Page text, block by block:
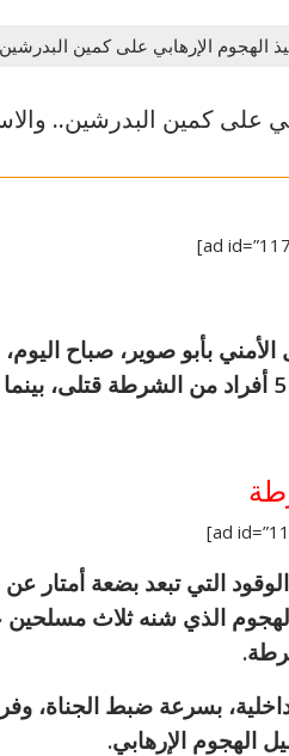
الهجوم الإرهابي على كمين
على كمين البدرشين..
بأبو صوير، صباح اليوم،
شن 3 مسلحين، هجوماً عليه، مما أدى إلى سقوط 5 أفراد من
التي تبعد بضعة أمتار عن
الذي شنه ثلاث
بسرعة ضبط الجناة،
الهجوم الإرهابي.